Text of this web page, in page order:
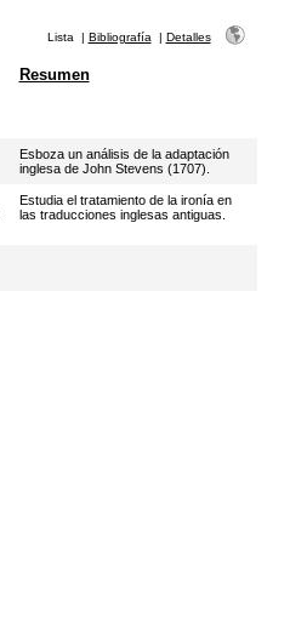
Lista | Bibliografía | Detalles
Resumen
Esboza un análisis de la adaptación
inglesa de John Stevens (1707).
Estudia el tratamiento de la ironía en
las traducciones inglesas antiguas.